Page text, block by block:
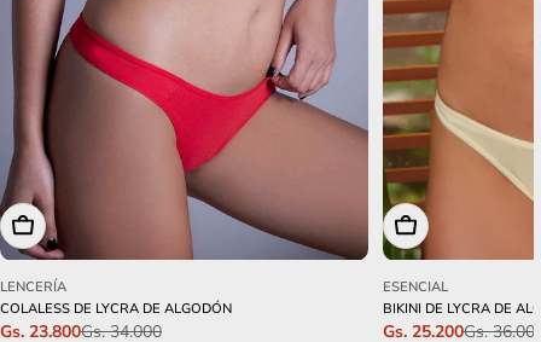
Elige opciones
LENCERÍA
COLALESS DE LYCRA DE ALGODÓN
Precio
Gs. 23.800
Precio
Gs. 34.000
Elige opciones
ESENCIAL
BIKINI DE LYCRA DE
Precio
Gs. 25.200
Precio
Gs.